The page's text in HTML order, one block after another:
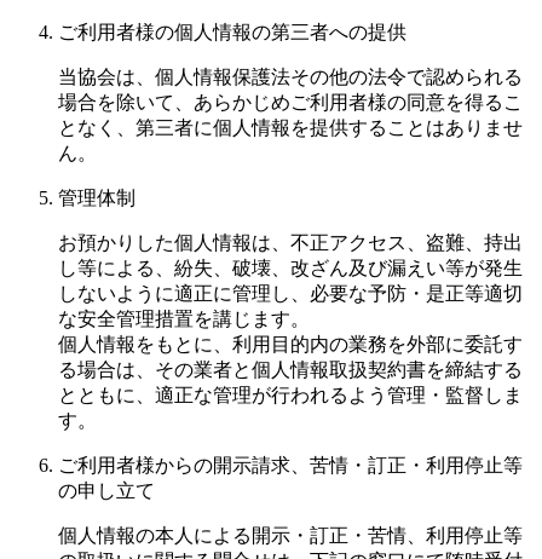
ご利用者様の個人情報の第三者への提供
当協会は、個人情報保護法その他の法令で認められる
場合を除いて、あらかじめご利用者様の同意を得るこ
となく、第三者に個人情報を提供することはありませ
ん。
管理体制
お預かりした個人情報は、不正アクセス、盗難、持出
し等による、紛失、破壊、改ざん及び漏えい等が発生
しないように適正に管理し、必要な予防・是正等適切
な安全管理措置を講じます。
個人情報をもとに、利用目的内の業務を外部に委託す
る場合は、その業者と個人情報取扱契約書を締結する
とともに、適正な管理が行われるよう管理・監督しま
す。
ご利用者様からの開示請求、苦情・訂正・利用停止等
の申し立て
個人情報の本人による開示・訂正・苦情、利用停止等